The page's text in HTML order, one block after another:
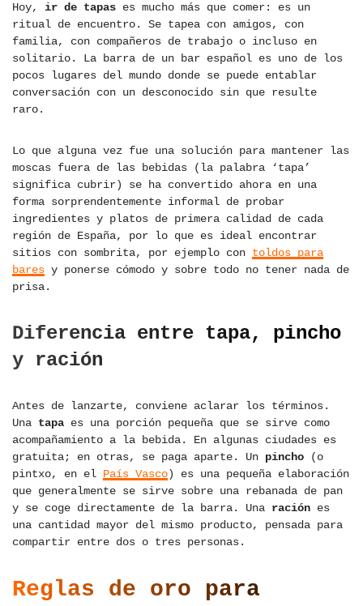
Hoy, ir de tapas es mucho más que comer: es un
ritual de encuentro. Se tapea con amigos, con
familia, con compañeros de trabajo o incluso en
solitario. La barra de un bar español es uno de los
pocos lugares del mundo donde se puede entablar
conversación con un desconocido sin que resulte
raro.
Lo que alguna vez fue una solución para mantener las
moscas fuera de las bebidas (la palabra ‘tapa’
significa cubrir) se ha convertido ahora en una
forma sorprendentemente informal de probar
ingredientes y platos de primera calidad de cada
región de España, por lo que es ideal encontrar
sitios con sombrita, por ejemplo con toldos para
bares y ponerse cómodo y sobre todo no tener nada de
prisa.
Diferencia entre tapa, pincho
y ración
Antes de lanzarte, conviene aclarar los términos.
Una tapa es una porción pequeña que se sirve como
acompañamiento a la bebida. En algunas ciudades es
gratuita; en otras, se paga aparte. Un pincho (o
pintxo, en el País Vasco) es una pequeña elaboración
que generalmente se sirve sobre una rebanada de pan
y se coge directamente de la barra. Una ración es
una cantidad mayor del mismo producto, pensada para
compartir entre dos o tres personas.
Reglas de oro para